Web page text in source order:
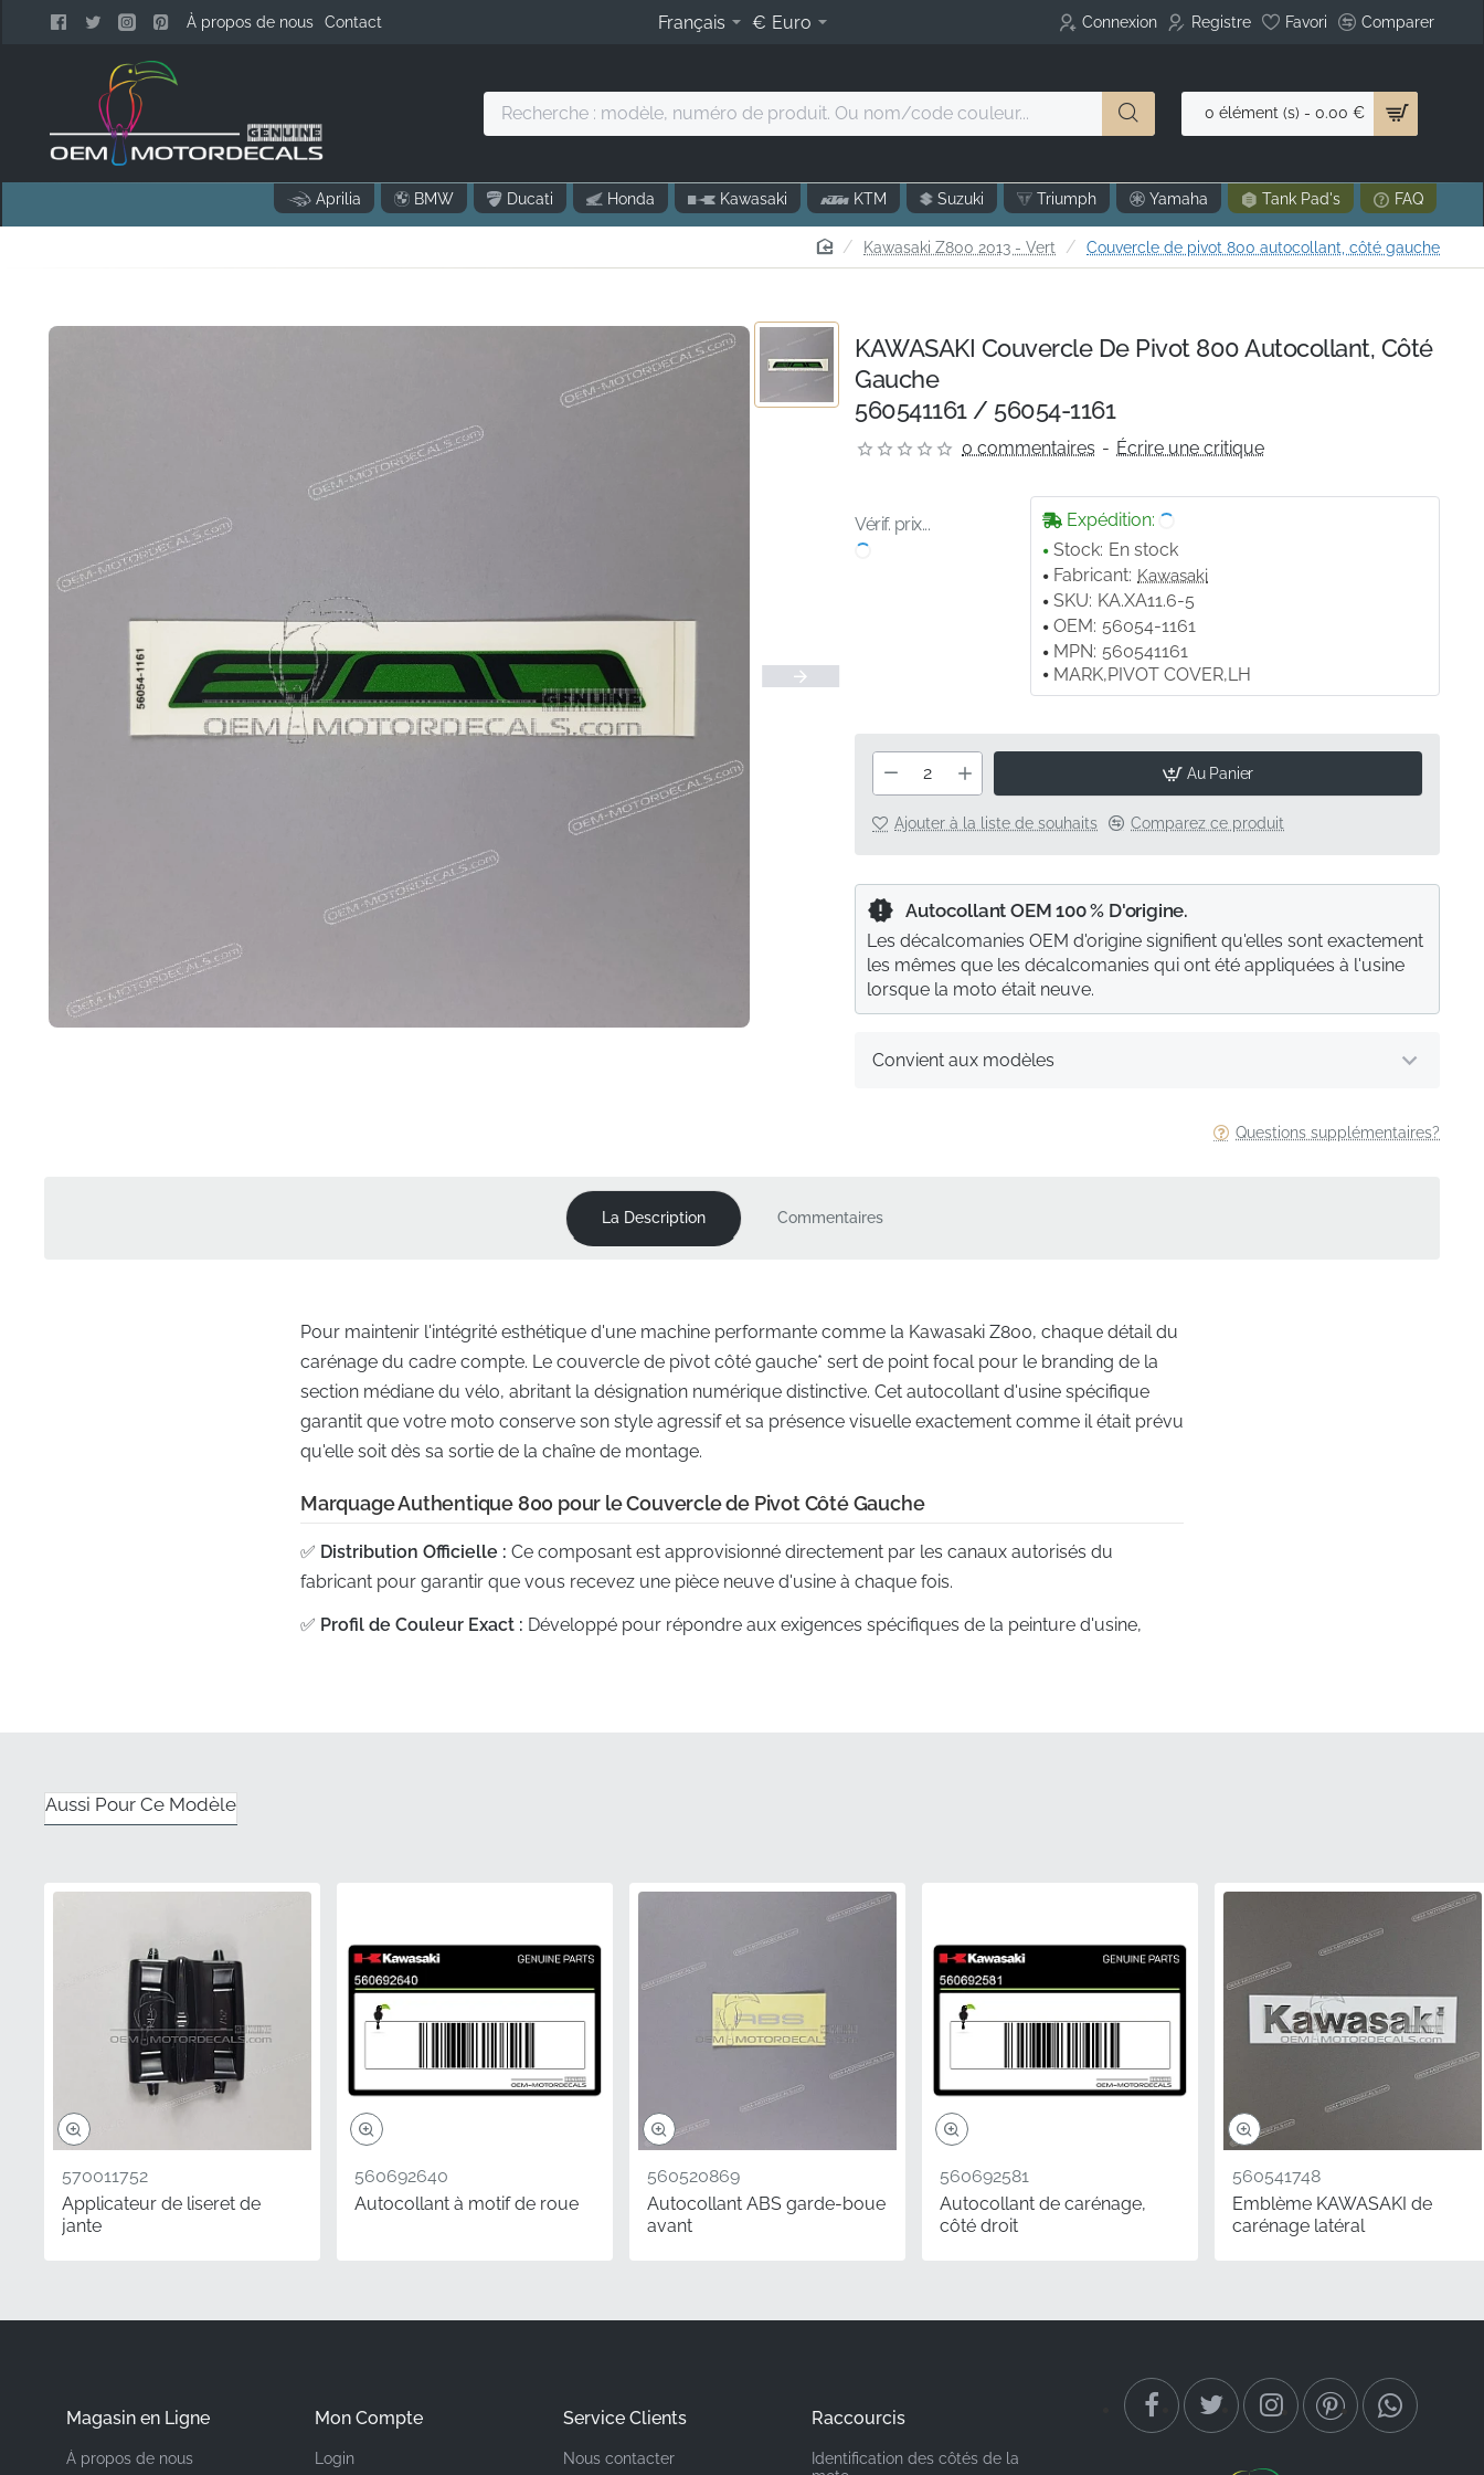
À propos de nous Contact Français € Euro Connexion Registre Favori Comparer
Recherche
numéro
de
0 élément (s) - 0.00 €
Aprilia BMW Ducati Honda Kawasaki KTM Suzuki Triumph Yamaha Tank Pad's FAQ
homeKawasaki Z800 2013 - Vert Couvercle de pivot 800 autocollant, côté gauche
KAWASAKI Couvercle De Pivot 800 Autocollant, Côté
Gauche
560541161 / 56054-1161
0 commentaires - Écrire une critique
Vérif. prix...
Expédition:
Stock: En stock
Fabricant: Kawasaki
SKU: KA.XA11.6-5
OEM: 56054-1161
MPN: 560541161
MARK,PIVOT COVER,LH
Au Panier
Ajouter à la liste de souhaits Comparez ce produit
Questions supplémentaires?
Convient aux modèles
Autocollant OEM 100 % D'origine.
Les décalcomanies OEM d'origine signifient qu'elles sont exactement
les mêmes que les décalcomanies qui ont été appliquées à l'usine
lorsque la moto était neuve.
La Description Commentaires
Pour maintenir l'intégrité esthétique d'une machine performante comme la Kawasaki Z800, chaque détail du
carénage du cadre compte. Le couvercle de pivot côté gauche* sert de point focal pour le branding de la
section médiane du vélo, abritant la désignation numérique distinctive. Cet autocollant d'usine spécifique
garantit que votre moto conserve son style agressif et sa présence visuelle exactement comme il était prévu
qu'elle soit dès sa sortie de la chaîne de montage.
Marquage Authentique 800 pour le Couvercle de Pivot Côté Gauche
✅ Distribution Officielle : Ce composant est approvisionné directement par les canaux autorisés du
fabricant pour garantir que vous recevez une pièce neuve d'usine à chaque fois.
✅ Profil de Couleur Exact : Développé pour répondre aux exigences spécifiques de la peinture d'usine,
Fabricant Kawasaki
Couvercle de pivot, côté gauche*
Type Autocollant
Matériau Autocollant vinyle
Pour les passionnés et les collectionneurs, les pièces OEM authentiques avec les bons numéros MPN ont
Comment le côté de montage est-il déterminé pour cette pièce ?
Aussi Pour Ce Modèle
570011752
Applicateur de liseret de
jante
560692640
Autocollant à motif de roue
560520869
Autocollant ABS garde-boue
avant
560692581
Autocollant de carénage,
côté droit
560541748
Emblème KAWASAKI de
carénage latéral
Magasin en Ligne
À propos de nous
Mon Compte
Login
Service Clients
Nous contacter
Raccourcis
Identification des côtés de la